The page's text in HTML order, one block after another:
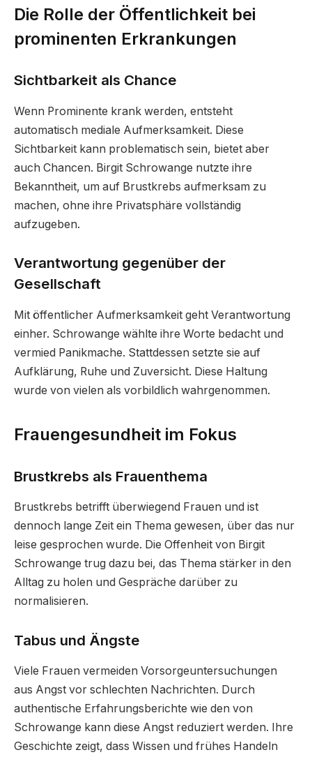
Die Rolle der Öffentlichkeit bei
prominenten Erkrankungen
Sichtbarkeit als Chance
Wenn Prominente krank werden, entsteht
automatisch mediale Aufmerksamkeit. Diese
Sichtbarkeit kann problematisch sein, bietet aber
auch Chancen. Birgit Schrowange nutzte ihre
Bekanntheit, um auf Brustkrebs aufmerksam zu
machen, ohne ihre Privatsphäre vollständig
aufzugeben.
Verantwortung gegenüber der
Gesellschaft
Mit öffentlicher Aufmerksamkeit geht Verantwortung
einher. Schrowange wählte ihre Worte bedacht und
vermied Panikmache. Stattdessen setzte sie auf
Aufklärung, Ruhe und Zuversicht. Diese Haltung
wurde von vielen als vorbildlich wahrgenommen.
Frauengesundheit im Fokus
Brustkrebs als Frauenthema
Brustkrebs betrifft überwiegend Frauen und ist
dennoch lange Zeit ein Thema gewesen, über das nur
leise gesprochen wurde. Die Offenheit von Birgit
Schrowange trug dazu bei, das Thema stärker in den
Alltag zu holen und Gespräche darüber zu
normalisieren.
Tabus und Ängste
Viele Frauen vermeiden Vorsorgeuntersuchungen
aus Angst vor schlechten Nachrichten. Durch
authentische Erfahrungsberichte wie den von
Schrowange kann diese Angst reduziert werden. Ihre
Geschichte zeigt, dass Wissen und frühes Handeln